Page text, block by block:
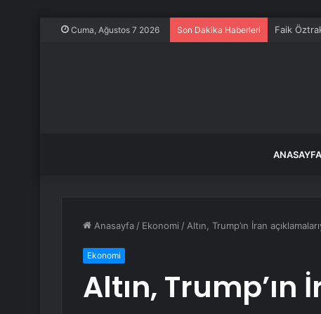
Cuma, Ağustos 7 2026 Son Dakika Haberleri Faik
ANASAYFA
Anasayfa / Ekonomi / Altın, Trump’ın İran
Ekonomi
Altın, Trump’ın